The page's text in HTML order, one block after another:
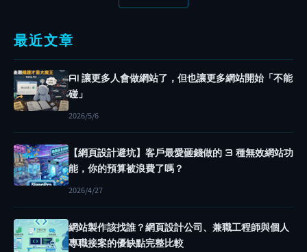
網
變
網
站
手
也
能
花
錢
最近文章
AI 讓更多人會做網站了，但也讓更多網站開始「不能
碰」
2026/5/6
【網頁設計避坑】客戶最愛砸錢做的 3 種無效網站功
能，你的預算被浪費了嗎？
2026/4/27
網站製作該找誰？網頁設計公司、兼職工程師與個人
專職接案的優缺點完整比較